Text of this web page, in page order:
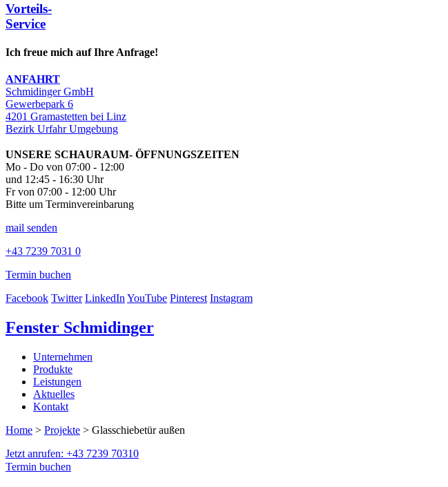
Vorteils-
Service
Ich freue mich auf Ihre Anfrage!
ANFAHRT
Schmidinger GmbH
Gewerbepark 6
4201 Gramastetten bei Linz
Bezirk Urfahr Umgebung
UNSERE SCHAURAUM- ÖFFNUNGSZEITEN
Mo - Do von 07:00 - 12:00
und 12:45 - 16:30 Uhr
Fr von 07:00 - 12:00 Uhr
Bitte um Terminvereinbarung
mail senden
+43 7239 7031 0
Termin buchen
Facebook Twitter LinkedInYouTube Pinterest Instagram
Fenster Schmidinger
Unternehmen
Produkte
Leistungen
Aktuelles
Kontakt
Home > Projekte > Glasschiebetür außen
Jetzt anrufen: +43 7239 70310
Termin buchen